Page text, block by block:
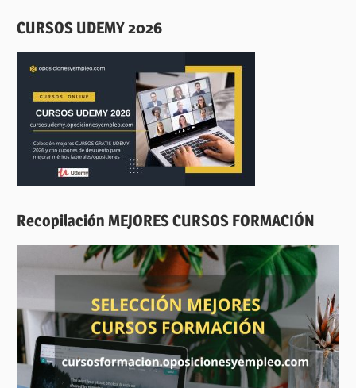
CURSOS UDEMY 2026
Recopilación MEJORES CURSOS FORMACIÓN